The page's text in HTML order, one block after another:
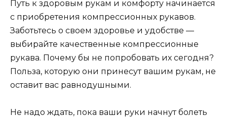
Путь к здоровым рукам и комфорту начинается
с приобретения компрессионных рукавов.
Заботьтесь о своем здоровье и удобстве —
выбирайте качественные компрессионные
рукава. Почему бы не попробовать их сегодня?
Польза, которую они принесут вашим рукам, не
оставит вас равнодушными.
Не надо ждать, пока ваши руки начнут болеть